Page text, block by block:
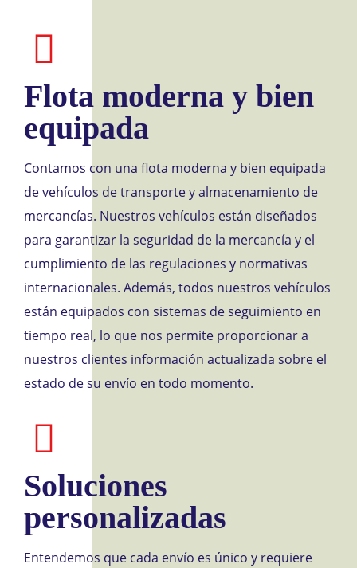
Flota moderna y bien
equipada
Contamos con una flota moderna y bien equipada
de vehículos de transporte y almacenamiento de
mercancías. Nuestros vehículos están diseñados
para garantizar la seguridad de la mercancía y el
cumplimiento de las regulaciones y normativas
internacionales. Además, todos nuestros vehículos
están equipados con sistemas de seguimiento en
tiempo real, lo que nos permite proporcionar a
nuestros clientes información actualizada sobre el
estado de su envío en todo momento.
Soluciones
personalizadas
Entendemos que cada envío es único y requiere